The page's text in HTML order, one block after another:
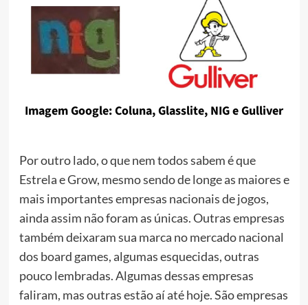
Imagem Google: Coluna, Glasslite, NIG e Gulliver
Por outro lado, o que nem todos sabem é que
Estrela e Grow, mesmo sendo de longe as maiores e
mais importantes empresas nacionais de jogos,
ainda assim não foram as únicas. Outras empresas
também deixaram sua marca no mercado nacional
dos board games, algumas esquecidas, outras
pouco lembradas. Algumas dessas empresas
faliram, mas outras estão aí até hoje. São empresas